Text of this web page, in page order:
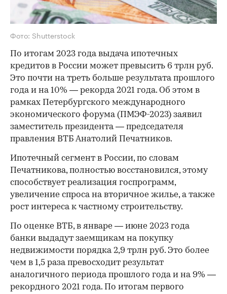
Фото: Shutterstock
По итогам 2023 года выдача ипотечных
кредитов в России может превысить 6 трлн руб.
Это почти на треть больше результата прошлого
года и на 10% — рекорда 2021 года. Об этом в
рамках Петербургского международного
экономического форума (ПМЭФ-2023) заявил
заместитель президента — председателя
правления ВТБ Анатолий Печатников.
Ипотечный сегмент в России, по словам
Печатникова, полностью восстановился, этому
способствует реализация госпрограмм,
увеличение спроса на вторичное жилье, а также
рост интереса к частному строительству.
По оценке ВТБ, в январе — июне 2023 года
банки выдадут заемщикам на покупку
недвижимости порядка 2,9 трлн руб. Это более
чем в 1,5 раза превосходит результат
аналогичного периода прошлого года и на 9% —
рекордного 2021 года. По итогам первого